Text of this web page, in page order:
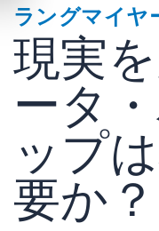
ラングマイヤ
現実
ータ
ップ
要か？